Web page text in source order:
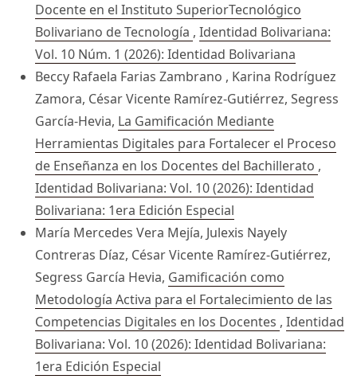
Docente en el Instituto SuperiorTecnológico
Bolivariano de Tecnología , Identidad Bolivariana:
Vol. 10 Núm. 1 (2026): Identidad Bolivariana
Beccy Rafaela Farias Zambrano , Karina Rodríguez
Zamora, César Vicente Ramírez-Gutiérrez, Segress
García-Hevia, La Gamificación Mediante
Herramientas Digitales para Fortalecer el Proceso
de Enseñanza en los Docentes del Bachillerato ,
Identidad Bolivariana: Vol. 10 (2026): Identidad
Bolivariana: 1era Edición Especial
María Mercedes Vera Mejía, Julexis Nayely
Contreras Díaz, César Vicente Ramírez-Gutiérrez,
Segress García Hevia, Gamificación como
Metodología Activa para el Fortalecimiento de las
Competencias Digitales en los Docentes , Identidad
Bolivariana: Vol. 10 (2026): Identidad Bolivariana:
1era Edición Especial